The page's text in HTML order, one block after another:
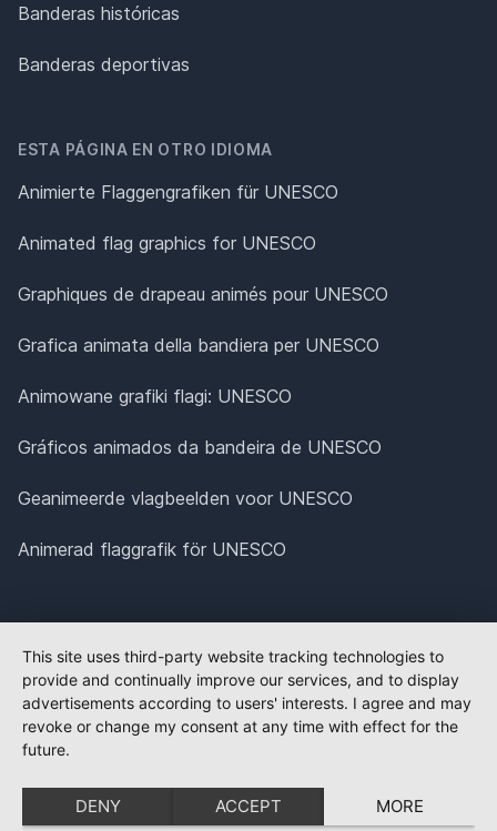
Banderas históricas
Banderas deportivas
ESTA PÁGINA EN OTRO IDIOMA
Animierte Flaggengrafiken für UNESCO
Animated flag graphics for UNESCO
Graphiques de drapeau animés pour UNESCO
Grafica animata della bandiera per UNESCO
Animowane grafiki flagi: UNESCO
Gráficos animados da bandeira de UNESCO
Geanimeerde vlagbeelden voor UNESCO
Animerad flaggrafik för UNESCO
This site uses third-party website tracking technologies to
provide and continually improve our services, and to display
advertisements according to users' interests. I agree and may
revoke or change my consent at any time with effect for the
future.
DENY ACCEPT MORE